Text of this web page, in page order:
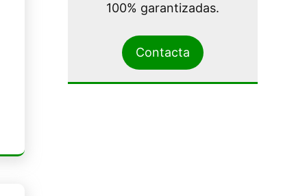
100% garantizadas.
Contacta